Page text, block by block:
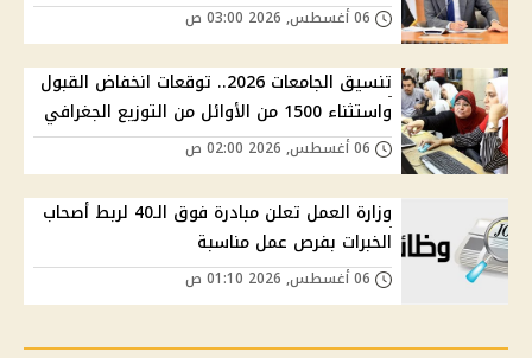
تنسيق الجامعات 2026.. توقعات انخفاض القبول
واستثناء 1500 من الأوائل من التوزيع الجغرافي
وزارة العمل تعلن مبادرة فوق الـ40 لربط أصحاب
الخبرات بفرص عمل مناسبة